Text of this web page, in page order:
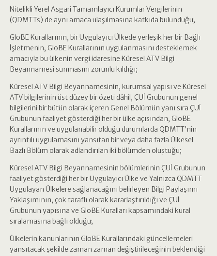
Nitelikli Yerel Asgari Tamamlayıcı Kurumlar Vergilerinin
(QDMTTs) de aynı amaca ulaşılmasına katkıda bulunduğu;
GloBE Kurallarının, bir Uygulayıcı Ülkede yerleşik her bir Bağlı
İşletmenin, GloBE Kurallarının uygulanmasını desteklemek
amacıyla bu ülkenin vergi idaresine Küresel ATV Bilgi
Beyannamesi sunmasını zorunlu kıldığı;
Küresel ATV Bilgi Beyannamesinin, kurumsal yapısı ve Küresel
ATV bilgilerinin üst düzey bir özeti dâhil, ÇUİ Grubunun genel
bilgilerini bir bütün olarak içeren Genel Bölümün yanı sıra ÇUİ
Grubunun faaliyet gösterdiği her bir ülke açısından, GloBE
Kurallarının ve uygulanabilir olduğu durumlarda QDMTT’nin
ayrıntılı uygulamasını yansıtan bir veya daha fazla Ülkesel
Bazlı Bölüm olarak adlandırılan iki bölümden oluştuğu;
Küresel ATV Bilgi Beyannamesinin bölümlerinin ÇUİ Grubunun
faaliyet gösterdiği her bir Uygulayıcı Ülke ve Yalnızca QDMTT
Uygulayan Ülkelere sağlanacağını belirleyen Bilgi Paylaşımı
Yaklaşımının, çok taraflı olarak kararlaştırıldığı ve ÇUİ
Grubunun yapısına ve GloBE Kuralları kapsamındaki kural
sıralamasına bağlı olduğu;
Ülkelerin kanunlarının GloBE Kurallarındaki güncellemeleri
yansıtacak şekilde zaman zaman değiştirileceğinin beklendiği